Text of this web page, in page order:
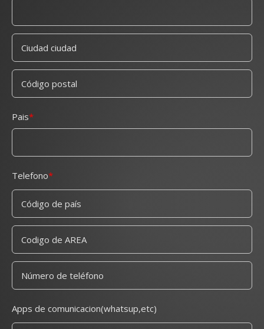
Pais
Telefono
Apps de comunicacion(whatsup,etc)